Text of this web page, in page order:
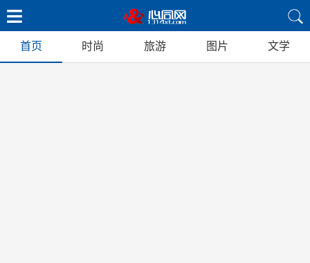
首页 时尚 旅游 图片 文学